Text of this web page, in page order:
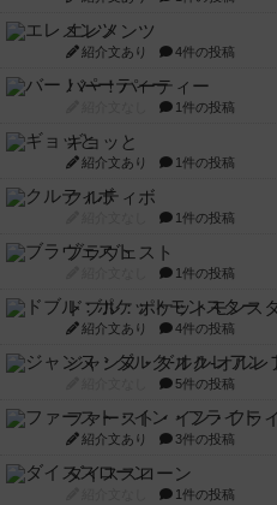
エレメンツ
紹介文あり 4件の投稿
バー！パーティー
1件の投稿
ギョッと
紹介文あり 1件の投稿
クルティボ
1件の投稿
ブラヴェスト
1件の投稿
ドブル：ポケットモンス
紹介文あり 4件の投稿
ジャンヌ・ダルク-オルレ
5件の投稿
ファースト・イン・フラ
紹介文あり 3件の投稿
ダイススローン
1件の投稿